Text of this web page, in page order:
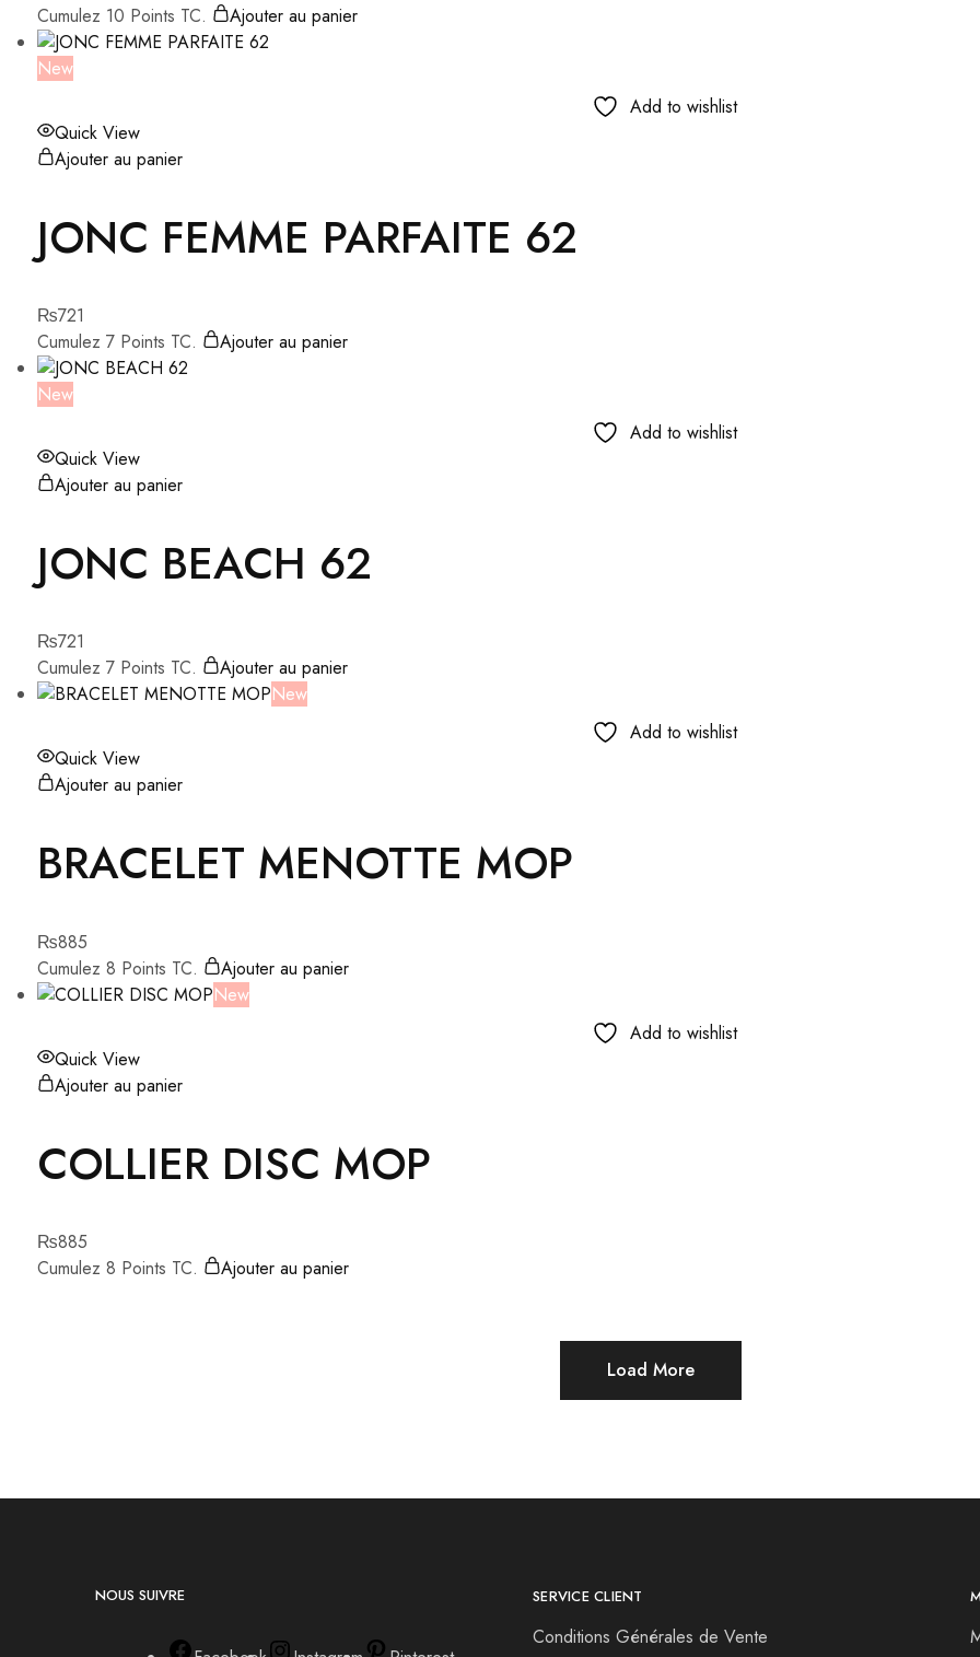
Cumulez 10 Points TC.
Ajouter au panier
New
Add to wishlist
Quick View
Ajouter au panier
JONC FEMME PARFAITE 62
₨721
Cumulez 7 Points TC.
Ajouter au panier
New
Add to wishlist
Quick View
Ajouter au panier
JONC BEACH 62
₨721
Cumulez 7 Points TC.
Ajouter au panier
New
Add to wishlist
Quick View
Ajouter au panier
BRACELET MENOTTE MOP
₨885
Cumulez 8 Points TC.
Ajouter au panier
New
Add to wishlist
Quick View
Ajouter au panier
COLLIER DISC MOP
₨885
Cumulez 8 Points TC.
Ajouter au panier
Load More
NOUS SUIVRE SERVICE CLIENT
Conditions Générales de Vente